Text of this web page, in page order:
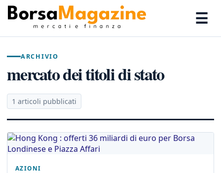
☰
ARCHIVIO
mercato dei titoli di stato
1 articoli pubblicati
AZIONI